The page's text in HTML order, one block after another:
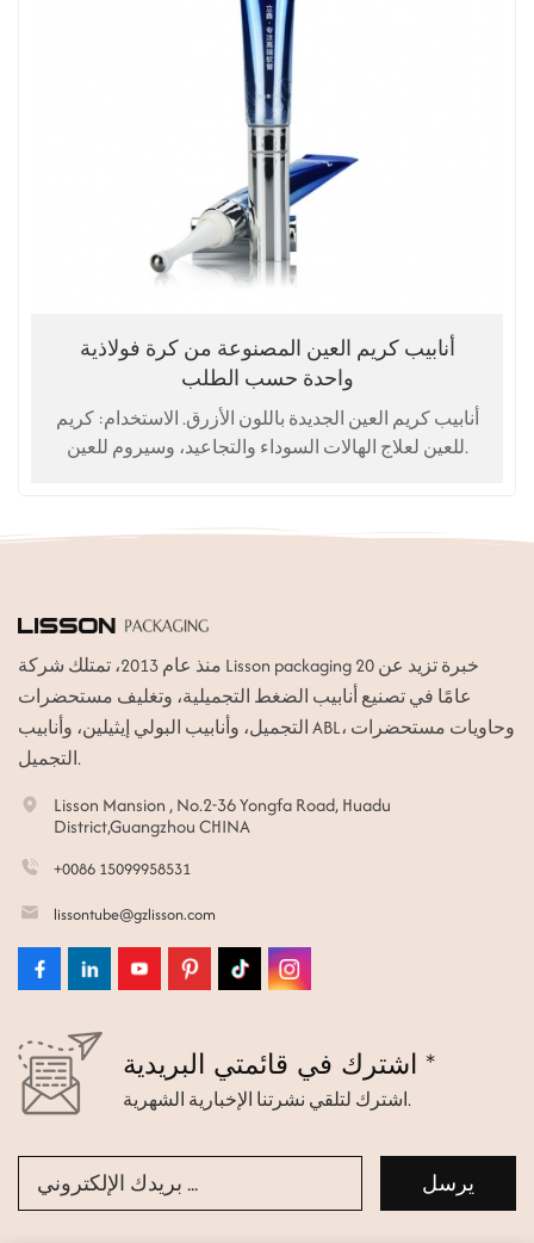
أنابيب كريم العين المصنوعة من كرة فولاذية
واحدة حسب الطلب
أنابيب كريم العين الجديدة باللون الأزرق. الاستخدام: كريم
للعين لعلاج الهالات السوداء والتجاعيد، وسيروم للعين.
منذ عام 2013، تمتلك شركة Lisson packaging خبرة تزيد عن 20
عامًا في تصنيع أنابيب الضغط التجميلية، وتغليف مستحضرات
التجميل، وأنابيب البولي إيثيلين، وأنابيب ABL، وحاويات مستحضرات
التجميل.
Lisson Mansion , No.2-36 Yongfa Road, Huadu
District,Guangzhou CHINA
+0086 15099958531
lissontube@gzlisson.com
اشترك في قائمتي البريدية *
اشترك لتلقي نشرتنا الإخبارية الشهرية.